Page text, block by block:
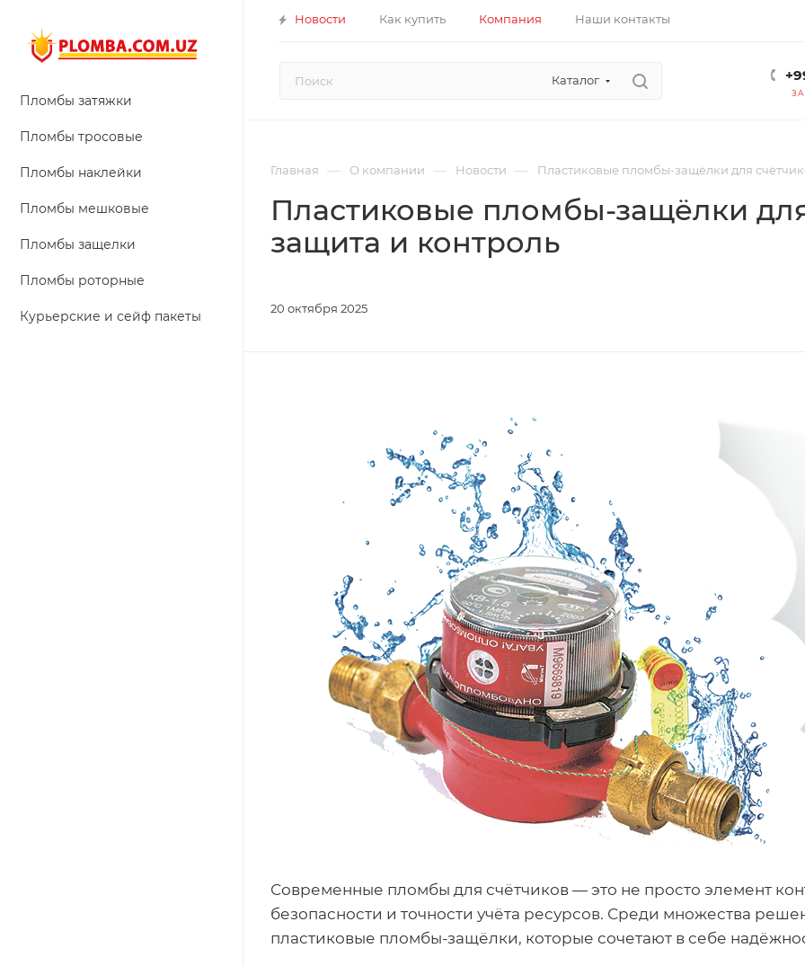
Новости Как купить Компания Наши контакты
Каталог
Пломбы затяжки
Пломбы тросовые
Пломбы наклейки
Пломбы мешковые
Пломбы защелки
Пломбы роторные
Курьерские и сейф пакеты
Главная — О компании — Новости — Пластиковые пломбы-защёлки для
Пластиковые пломбы-защёлки
защита и контроль
20 октября 2025
Современные пломбы для счётчиков — это не просто элемент
безопасности и точности учёта ресурсов. Среди множества
пластиковые пломбы-защёлки, которые сочетают в себе